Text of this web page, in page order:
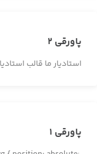
پاورقی 2
استادیار ما قالب
پاورقی 1